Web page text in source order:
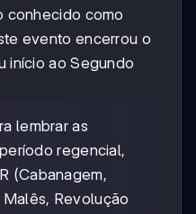
conhecido como
evento encerrou o
início ao Segundo
lembrar as
regencial,
(Cabanagem,
Revolução